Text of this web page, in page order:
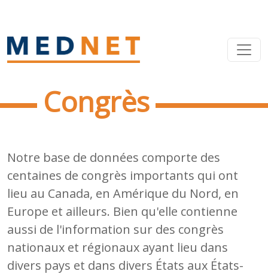
Congrès
Notre base de données comporte des
centaines de congrès importants qui ont
lieu au Canada, en Amérique du Nord, en
Europe et ailleurs. Bien qu'elle contienne
aussi de l'information sur des congrès
nationaux et régionaux ayant lieu dans
divers pays et dans divers États aux États-